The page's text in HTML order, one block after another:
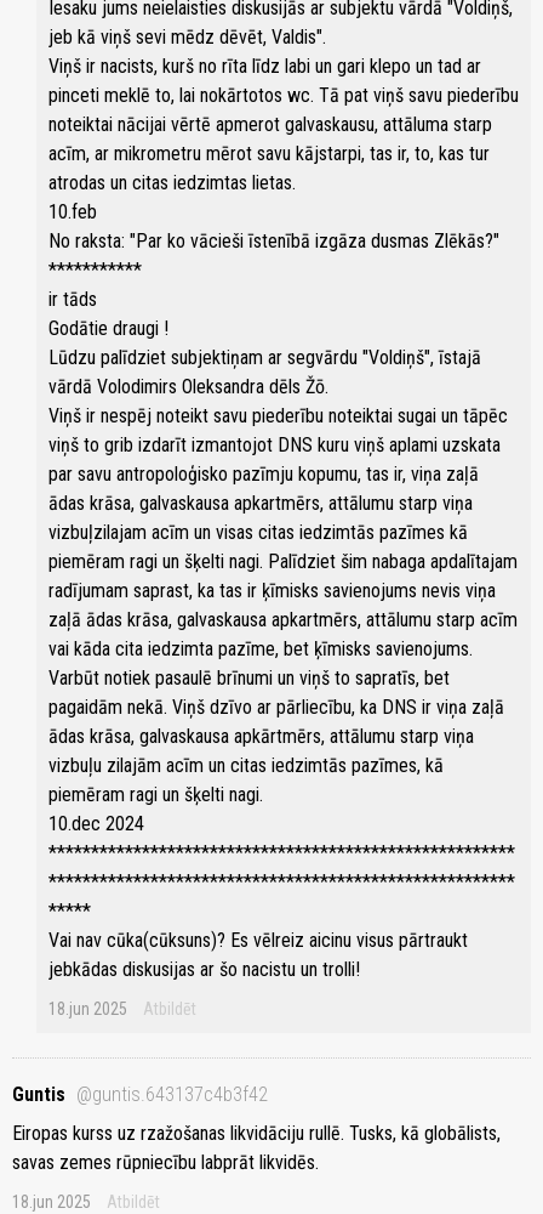
Iesaku jums neielaisties diskusijās ar subjektu vārdā "Voldiņš,
jeb kā viņš sevi mēdz dēvēt, Valdis".
Viņš ir nacists, kurš no rīta līdz labi un gari klepo un tad ar
pinceti meklē to, lai nokārtotos wc. Tā pat viņš savu piederību
noteiktai nācijai vērtē apmerot galvaskausu, attāluma starp
acīm, ar mikrometru mērot savu kājstarpi, tas ir, to, kas tur
atrodas un citas iedzimtas lietas.
10.feb
No raksta: "Par ko vācieši īstenībā izgāza dusmas Zlēkās?"
***********
ir tāds
Godātie draugi !
Lūdzu palīdziet subjektiņam ar segvārdu "Voldiņš", īstajā
vārdā Volodimirs Oleksandra dēls Žō.
Viņš ir nespēj noteikt savu piederību noteiktai sugai un tāpēc
viņš to grib izdarīt izmantojot DNS kuru viņš aplami uzskata
par savu antropoloģisko pazīmju kopumu, tas ir, viņa zaļā
ādas krāsa, galvaskausa apkartmērs, attālumu starp viņa
vizbuļzilajam acīm un visas citas iedzimtās pazīmes kā
piemēram ragi un šķelti nagi. Palīdziet šim nabaga apdalītajam
radījumam saprast, ka tas ir ķīmisks savienojums nevis viņa
zaļā ādas krāsa, galvaskausa apkartmērs, attālumu starp acīm
vai kāda cita iedzimta pazīme, bet ķīmisks savienojums.
Varbūt notiek pasaulē brīnumi un viņš to sapratīs, bet
pagaidām nekā. Viņš dzīvo ar pārliecību, ka DNS ir viņa zaļā
ādas krāsa, galvaskausa apkārtmērs, attālumu starp viņa
vizbuļu zilajām acīm un citas iedzimtās pazīmes, kā
piemēram ragi un šķelti nagi.
10.dec 2024
*******************************************************
*******************************************************
*****
Vai nav cūka(cūksuns)? Es vēlreiz aicinu visus pārtraukt
jebkādas diskusijas ar šo nacistu un trolli!
18.jun 2025 Atbildēt
Guntis @guntis.643137c4b3f42
Eiropas kurss uz rzažošanas likvidāciju rullē. Tusks, kā globālists,
savas zemes rūpniecību labprāt likvidēs.
18.jun 2025 Atbildēt